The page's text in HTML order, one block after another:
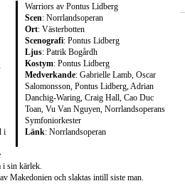
Warriors av Pontus Lidberg
Scen: Norrlandsoperan
Ort: Västerbotten
Scenografi: Pontus Lidberg
Ljus: Patrik Bogårdh
Kostym: Pontus Lidberg
Medverkande: Gabrielle Lamb, Oscar
Salomonsson, Pontus Lidberg, Adrian
Danchig-Waring, Craig Hall, Cao Duc
Toan, Vu Van Nguyen, Norrlandsoperans
Symfoniorkester
Länk: Norrlandsoperan
i
i sin kärlek.
Makedonien och slaktas intill siste man.